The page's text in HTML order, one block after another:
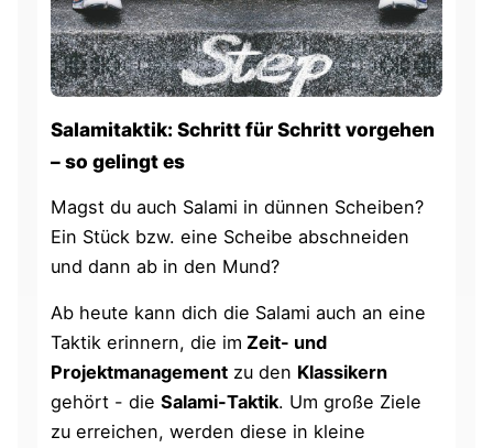
Salamitaktik: Schritt für Schritt vorgehen
– so gelingt es
Magst du auch Salami in dünnen Scheiben?
Ein Stück bzw. eine Scheibe abschneiden
und dann ab in den Mund?
Ab heute kann dich die Salami auch an eine
Taktik erinnern, die im Zeit- und
Projektmanagement zu den Klassikern
gehört - dieSalami-Taktik. Um große Ziele
zu erreichen, werden diese in kleine